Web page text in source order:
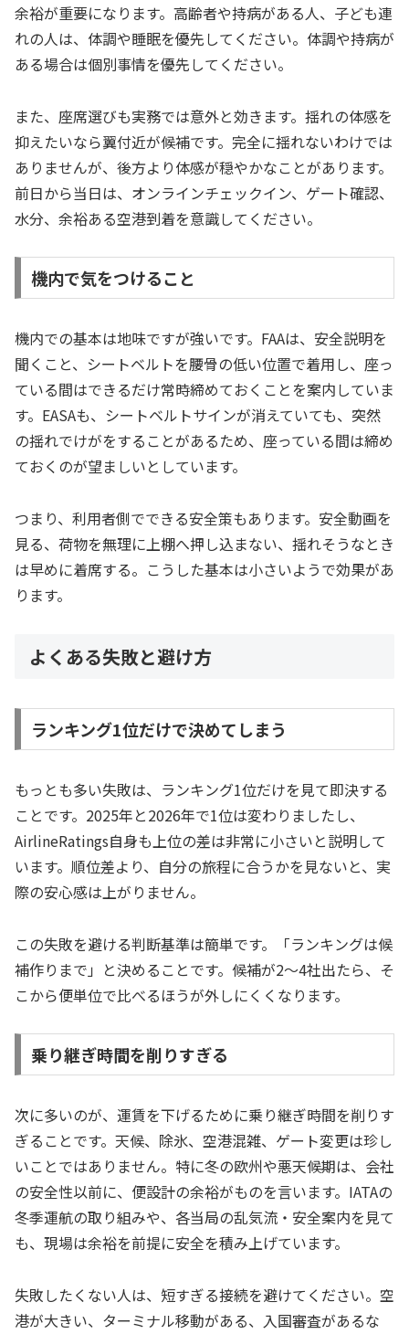
余裕が重要になります。高齢者や持病がある人、子ども連
れの人は、体調や睡眠を優先してください。体調や持病が
ある場合は個別事情を優先してください。
また、座席選びも実務では意外と効きます。揺れの体感を
抑えたいなら翼付近が候補です。完全に揺れないわけでは
ありませんが、後方より体感が穏やかなことがあります。
前日から当日は、オンラインチェックイン、ゲート確認、
水分、余裕ある空港到着を意識してください。
機内で気をつけること
機内での基本は地味ですが強いです。FAAは、安全説明を
聞くこと、シートベルトを腰骨の低い位置で着用し、座っ
ている間はできるだけ常時締めておくことを案内していま
す。EASAも、シートベルトサインが消えていても、突然
の揺れでけがをすることがあるため、座っている間は締め
ておくのが望ましいとしています。
つまり、利用者側でできる安全策もあります。安全動画を
見る、荷物を無理に上棚へ押し込まない、揺れそうなとき
は早めに着席する。こうした基本は小さいようで効果があ
ります。
よくある失敗と避け方
ランキング1位だけで決めてしまう
もっとも多い失敗は、ランキング1位だけを見て即決する
ことです。2025年と2026年で1位は変わりましたし、
AirlineRatings自身も上位の差は非常に小さいと説明して
います。順位差より、自分の旅程に合うかを見ないと、実
際の安心感は上がりません。
この失敗を避ける判断基準は簡単です。「ランキングは候
補作りまで」と決めることです。候補が2〜4社出たら、そ
こから便単位で比べるほうが外しにくくなります。
乗り継ぎ時間を削りすぎる
次に多いのが、運賃を下げるために乗り継ぎ時間を削りす
ぎることです。天候、除氷、空港混雑、ゲート変更は珍し
いことではありません。特に冬の欧州や悪天候期は、会社
の安全性以前に、便設計の余裕がものを言います。IATAの
冬季運航の取り組みや、各当局の乱気流・安全案内を見て
も、現場は余裕を前提に安全を積み上げています。
失敗したくない人は、短すぎる接続を避けてください。空
港が大きい、ターミナル移動がある、入国審査があるな